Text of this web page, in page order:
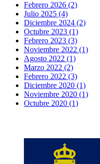
Febrero 2026 (2)
Julio 2025 (4)
Diciembre 2024 (2)
Octubre 2023 (1)
Febrero 2023 (3)
Noviembre 2022 (1)
Agosto 2022 (1)
Marzo 2022 (2)
Febrero 2022 (3)
Diciembre 2020 (1)
Noviembre 2020 (1)
Octubre 2020 (1)